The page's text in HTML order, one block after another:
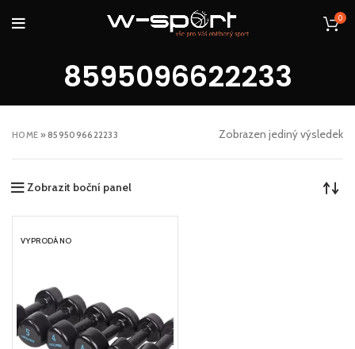
0
8595096622233
HOME »8595096622233 Zobrazen jediný výsledek
Zobrazit boční panel
VYPRODÁNO